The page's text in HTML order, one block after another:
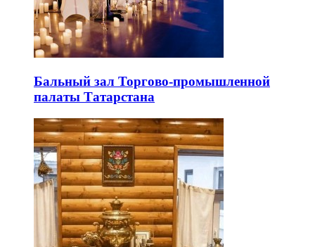
Бальный зал Торгово-промышленной
палаты Татарстана